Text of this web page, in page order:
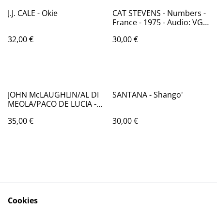
J.J. CALE - Okie
32,00 €
CAT STEVENS - Numbers -
France - 1975 - Audio: VG+
30,00 €
JOHN McLAUGHLIN/AL DI
MEOLA/PACO DE LUCIA -
Franciso - France - 1981 -
35,00 €
SANTANA - Shango'
30,00 €
Cookies